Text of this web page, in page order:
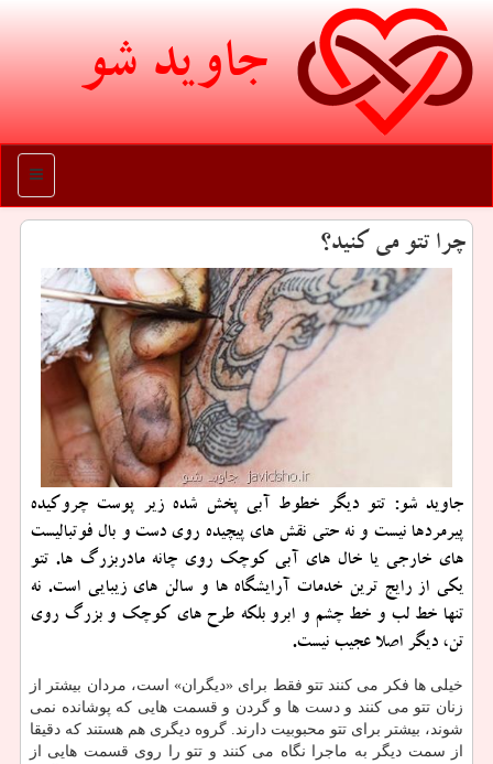
جاوید شو
منو
چرا تتو می كنید؟
جاوید شو: تتو دیگر خطوط آبی پخش شده زیر پوست چروكیده
پیرمردها نیست و نه حتی نقش های پیچیده روی دست و بال فوتبالیست
های خارجی یا خال های آبی كوچك روی چانه مادربزرگ ها. تتو
یكی از رایج ترین خدمات آرایشگاه ها و سالن های زیبایی است. نه
تنها خط لب و خط چشم و ابرو بلكه طرح های كوچك و بزرگ روی
تن، دیگر اصلا عجیب نیست.
خیلی ها فكر می كنند تتو فقط برای «دیگران» است، مردان بیشتر از
زنان تتو می كنند و دست ها و گردن و قسمت هایی كه پوشانده نمی
شوند، بیشتر برای تتو محبوبیت دارند. گروه دیگری هم هستند كه دقیقا
از سمت دیگر به ماجرا نگاه می كنند و تتو را روی قسمت هایی از